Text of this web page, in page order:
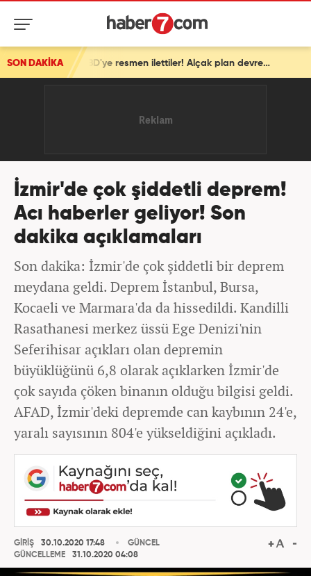
SON DAKİKA İsrail'den ortalığı karıştıracak Gazze kararı! ABD'ye resmen ilettiler! Alçak plan devrede
İzmir'de çok şiddetli deprem!
Acı haberler geliyor! Son
dakika açıklamaları
Son dakika: İzmir'de çok şiddetli bir deprem
meydana geldi. Deprem İstanbul, Bursa,
Kocaeli ve Marmara'da da hissedildi. Kandilli
Rasathanesi merkez üssü Ege Denizi'nin
Seferihisar açıkları olan depremin
büyüklüğünü 6,8 olarak açıklarken İzmir'de
çok sayıda çöken binanın olduğu bilgisi geldi.
AFAD, İzmir'deki depremde can kaybının 24'e,
yaralı sayısının 804'e yükseldiğini açıkladı.
GİRİŞ
30.10.2020 17:48
GÜNCELLEME
31.10.2020 04:08
GÜNCEL